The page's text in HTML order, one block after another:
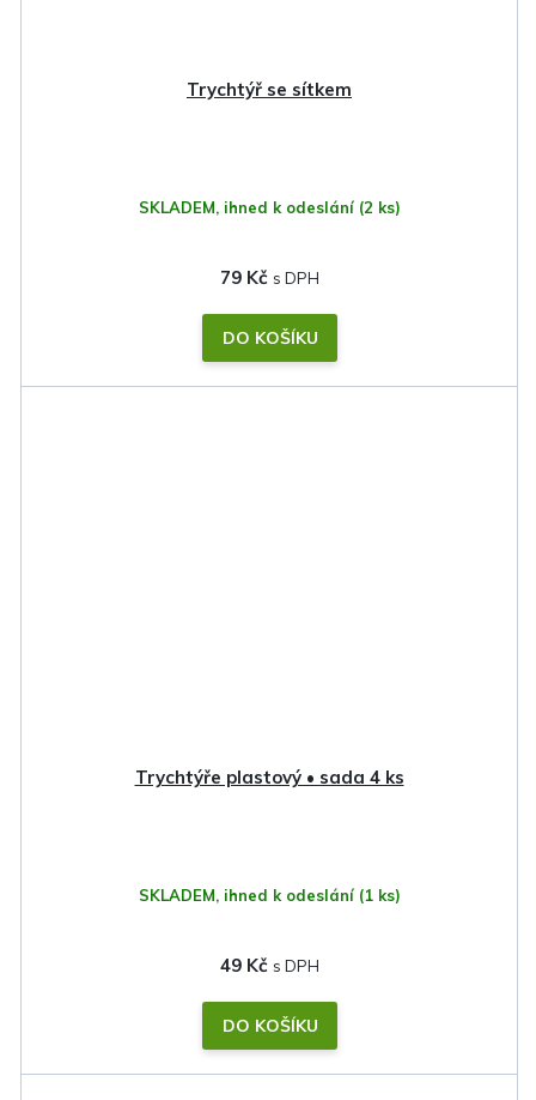
Trychtýř se sítkem
SKLADEM, ihned k odeslání (2 ks)
79 Kč
DO KOŠÍKU
Trychtýře plastový • sada 4 ks
SKLADEM, ihned k odeslání (1 ks)
49 Kč
DO KOŠÍKU